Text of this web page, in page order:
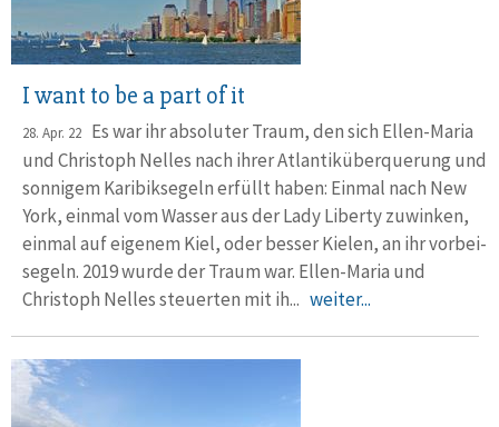
I want to be a part of it
28. Apr. 22 Es war ihr absoluter Traum, den sich Ellen-Maria
und Christoph Nelles nach ihrer Atlantik­über­querung und
sonnigem Karibik­segeln erfüllt haben: Einmal nach New
York, einmal vom Wasser aus der Lady Liberty zuwinken,
einmal auf eigenem Kiel, oder besser Kielen, an ihr vorbei­
segeln. 2019 wurde der Traum war. Ellen-Maria und
Christoph Nelles steuerten mit ih... weiter...